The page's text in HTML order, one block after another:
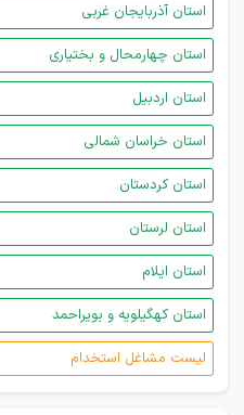
استان آذربایجان غربی
استان چهارمحال و بختیاری
استان اردبیل
استان خراسان شمالی
استان کردستان
استان لرستان
استان ایلام
استان کهگیلویه و بویراحمد
لیست مشاغل استخدام